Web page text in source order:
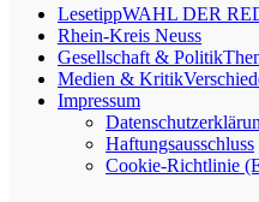
LesetippWAHL DER
Rhein-Kreis Neuss
Gesellschaft & Politik
Medien & Kritik
Impressum
Haftungsausschluss
Cookie-Richtlinie